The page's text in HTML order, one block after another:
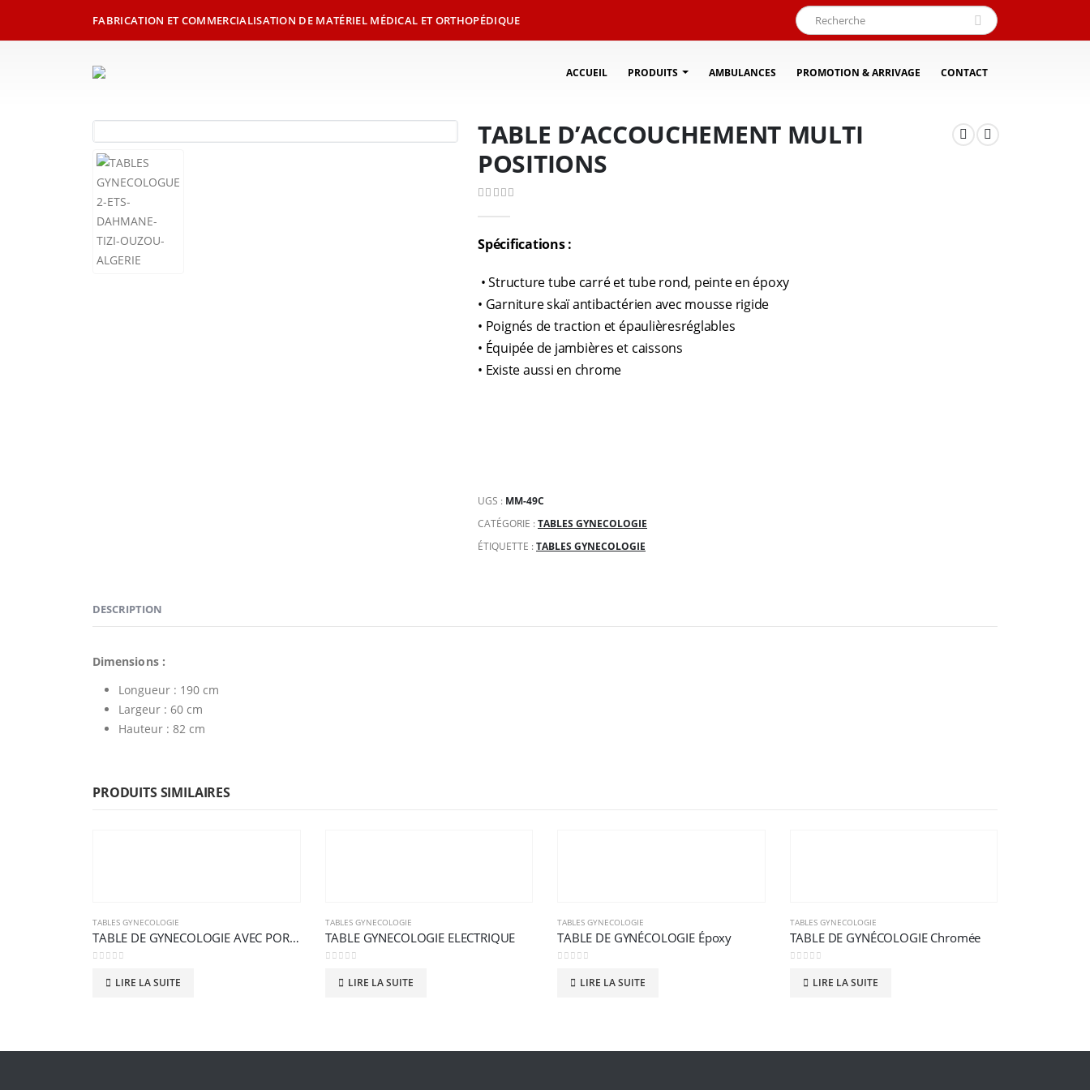
FABRICATION ET COMMERCIALISATION DE MATÉRIEL MÉDICAL ET ORTHOPÉDIQUE
ACCUEIL PRODUITS AMBULANCES PROMOTION & ARRIVAGE CONTACT
TABLE D’ACCOUCHEMENT MULTI
POSITIONS
Spécifications :
• Structure tube carré et tube rond, peinte en époxy
• Garniture skaï antibactérien avec mousse rigide
• Poignés de traction et épaulièresréglables
• Équipée de jambières et caissons
• Existe aussi en chrome
UGS : MM-49C
CATÉGORIE :TABLES GYNECOLOGIE
ÉTIQUETTE :TABLES GYNECOLOGIE
DESCRIPTION
Dimensions :
Longueur : 190 cm
Largeur : 60 cm
Hauteur : 82 cm
PRODUITS SIMILAIRES
TABLES GYNECOLOGIE
TABLE DE GYNECOLOGIE AVEC PORTE JAMBES
LIRE LA SUITE
TABLES GYNECOLOGIE
TABLE GYNECOLOGIE ELECTRIQUE
LIRE LA SUITE
TABLES GYNECOLOGIE
TABLE DE GYNÉCOLOGIE Époxy
LIRE LA SUITE
TABLES GYNECOLOGIE
TABLE DE GYNÉCOLOGIE Chromée
LIRE LA SUITE